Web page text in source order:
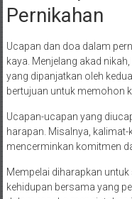
Pernikahan
Ucapan dan doa dalam
kaya. Menjelang akad
yang dipanjatkan oleh
bertujuan untuk memohon
Ucapan-ucapan yang
harapan. Misalnya,
mencerminkan komitmen
Mempelai diharapkan
kehidupan bersama yang